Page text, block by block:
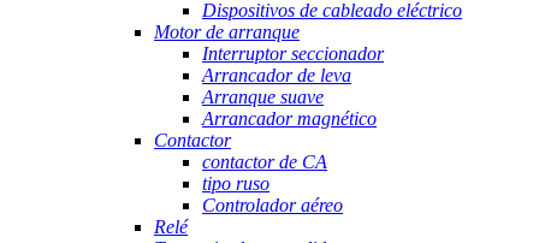
Dispositivos de cableado eléctrico
Motor de arranque
Interruptor seccionador
Arrancador de leva
Arranque suave
Arrancador magnético
Contactor
contactor de CA
tipo ruso
Controlador aéreo
Relé